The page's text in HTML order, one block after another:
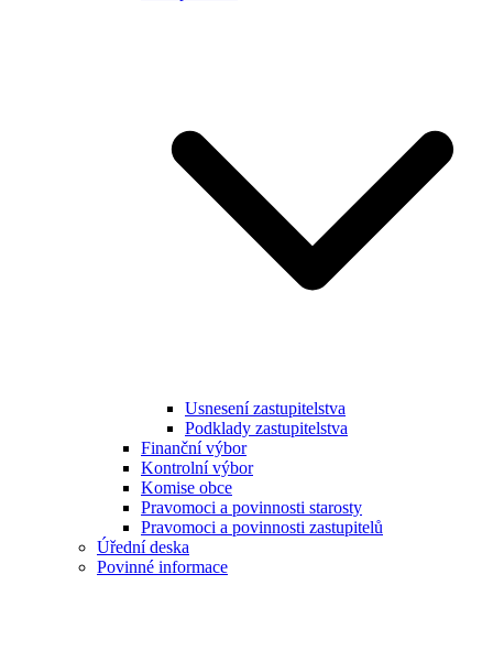
Usnesení zastupitelstva
Podklady zastupitelstva
Finanční výbor
Kontrolní výbor
Komise obce
Pravomoci a povinnosti starosty
Pravomoci a povinnosti zastupitelů
Úřední deska
Povinné informace